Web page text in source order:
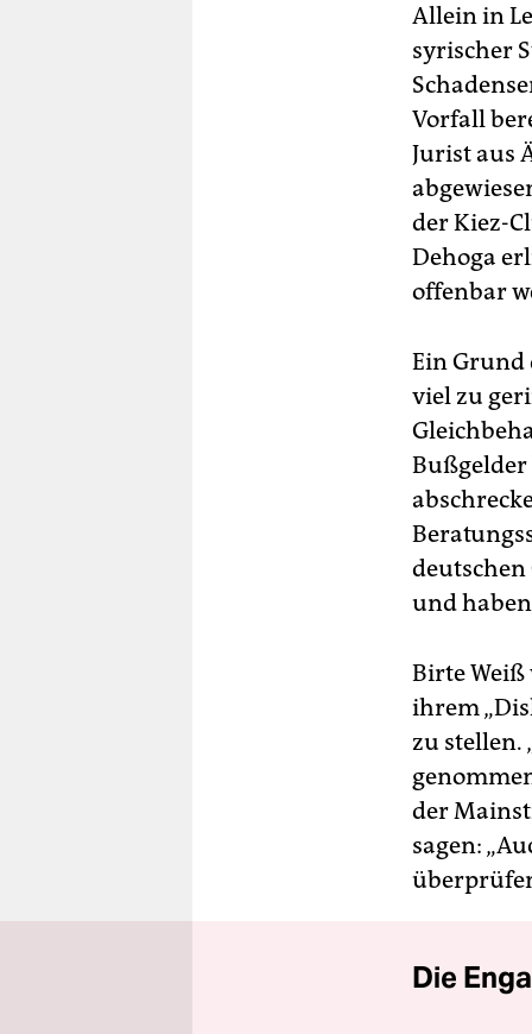
Allein in
syrischer
Vorfall
Jurist aus
der Kiez-
Dehoga
offenbar
Ein Grund
viel zu
und
Birte Weiß
ihrem
zu stellen.
der
sagen:
Die